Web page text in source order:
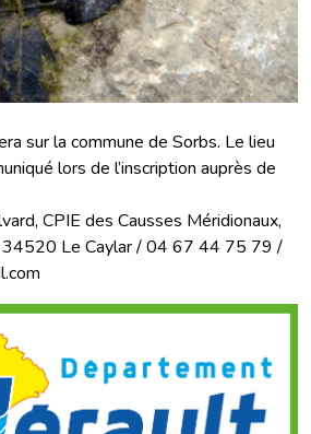
sur la commune de Sorbs. Le lieu
lors de l’inscription auprès de
CPIE des Causses Méridionaux,
Le Caylar / 04 67 44 75 79 /